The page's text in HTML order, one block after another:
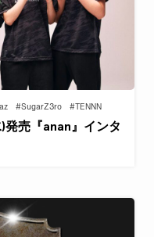
#SugarZ3ro #TENNN
発売『anan』インタ